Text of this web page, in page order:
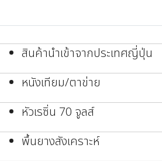
สินค้านำเข้าจากประเทศญี่ปุ่น
หนังเทียม/ตาข่าย
หัวเรซิ่น 70 จูลส์
พื้นยางสังเคราะห์